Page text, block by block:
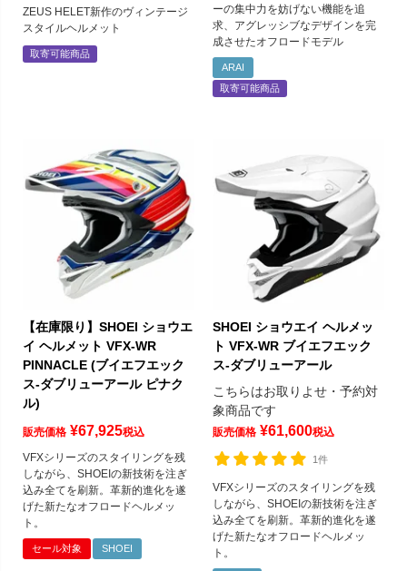
ZEUS HELET新作のヴィンテージ
スタイルヘルメット
取寄可能商品
ーの集中力を妨げない機能を追
求、アグレッシブなデザインを完
成させたオフロードモデル
ARAI
取寄可能商品
【在庫限り】SHOEI ショウエ
イ ヘルメット VFX-WR
PINNACLE (ブイエフエック
ス-ダブリューアール ピナク
ル)
販売価格 ¥67,925税込
VFXシリーズのスタイリングを残
しながら、SHOEIの新技術を注ぎ
込み全てを刷新。革新的進化を遂
げた新たなオフロードヘルメッ
ト。
セール対象 SHOEI
SHOEI ショウエイ ヘルメッ
ト VFX-WR ブイエフエック
ス-ダブリューアール
こちらはお取りよせ・予約対
象商品です
販売価格 ¥61,600税込
1件
VFXシリーズのスタイリングを残
しながら、SHOEIの新技術を注ぎ
込み全てを刷新。革新的進化を遂
げた新たなオフロードヘルメッ
ト。